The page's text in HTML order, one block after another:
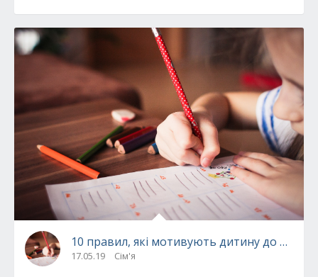
10 правил, які мотивують дитину до
17.05.19 Сім'я